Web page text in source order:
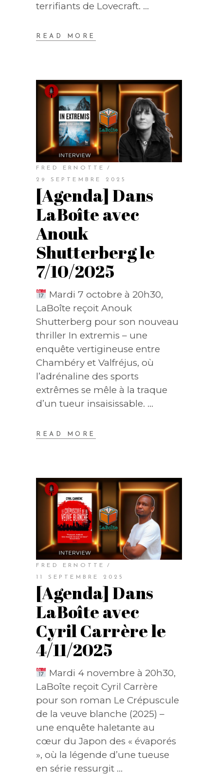
terrifiants de Lovecraft.
READ MORE
FRED ERNOTTE
29 SEPTEMBRE 2025
[Agenda] Dans
LaBoîte avec
Anouk
Shutterberg le
7/10/2025
Mardi 7 octobre à 20h30,
LaBoîte reçoit Anouk
Shutterberg pour son nouveau
thriller In extremis – une
enquête vertigineuse entre
Chambéry et Valfréjus, où
l’adrénaline des sports
extrêmes se mêle à la traque
d’un tueur insaisissable.
READ MORE
FRED ERNOTTE
11 SEPTEMBRE 2025
[Agenda] Dans
LaBoîte avec
Cyril Carrère le
4/11/2025
Mardi 4 novembre à 20h30,
LaBoîte reçoit Cyril Carrère
pour son roman Le Crépuscule
de la veuve blanche (2025) –
une enquête haletante au
cœur du Japon des « évaporés
», où la légende d’une tueuse
en série ressurgit